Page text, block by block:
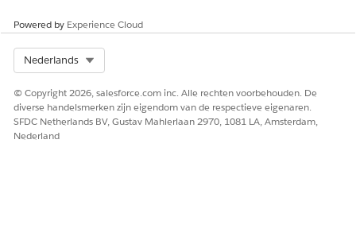
HEEFT DIT ARTIKEL UW PROBLEEM OPGELOST?
Laat ons weten wat we kunnen doen om te verbeteren!
Powered by Experience Cloud
Nederlands
© Copyright 2026, salesforce.com inc. Alle rechten voorbehouden. De
diverse handelsmerken zijn eigendom van de respectieve eigenaren.
SFDC Netherlands BV, Gustav Mahlerlaan 2970, 1081 LA, Amsterdam,
Nederland